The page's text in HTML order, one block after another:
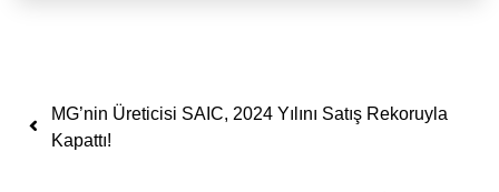
Yazı dolaşımı
MG’nin Üreticisi SAIC, 2024 Yılını Satış Rekoruyla
Kapattı!